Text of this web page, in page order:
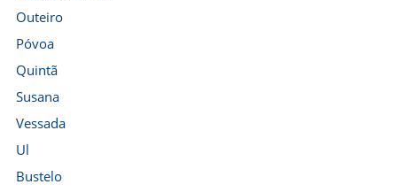
Outeiro
Póvoa
Quintã
Susana
Vessada
Ul
Bustelo